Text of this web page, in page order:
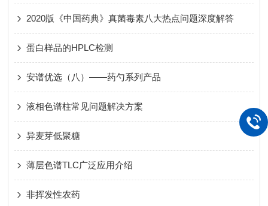
2020版《中国药典》真菌毒素八大热点问题深度解答
蛋白样品的HPLC检测
安谱优选（八）——药勺系列产品
液相色谱柱常见问题解决方案
异麦芽低聚糖
薄层色谱TLC广泛应用介绍
非挥发性农药